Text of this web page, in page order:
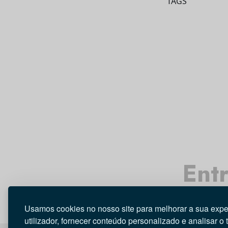
Usamos cookies no nosso site para melhorar a sua
utilizador, fornecer conteúdo personalizado e analisar o